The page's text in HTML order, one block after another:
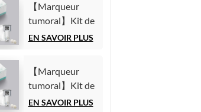
(Immunoessai
par
chimiluminescence
【Marqueur
tumoral】Kit de
test du fragment
(CYFRA21-1)
(Immunoessai
par
EN SAVOIR PLUS
【Marqueur
tumoral】Kit de
test de l'alpha-
EN SAVOIR PLUS